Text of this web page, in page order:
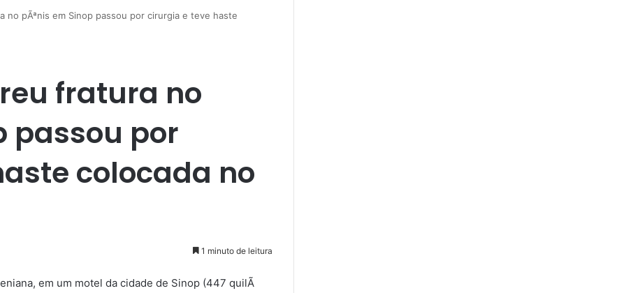
no pÃªnis em Sinop passou por cirurgia e teve haste
fratura no
passou por
colocada no
1 minuto de leitura
em um motel da cidade de Sinop (447 quilÃ